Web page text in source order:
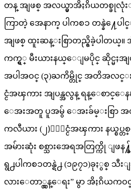
တန္ အျဖစ္ အလယ္မွာအိႏၵိယတစ္ခုလုံးျ
ကြာတဲ့ အေနာက္ ပါကစၥ တန္နဲ႔ေ
အျဖစ္ ထူးဆန္းစြာတည္ရွိခဲ့ပါတယ္။
ကက္ရွ္ မီးယားနယ္ေျမပိုင္ ဆိုင္မႈအ
အပါအဝင္ (၃)ႀကိမ္တိုင္ အတိအလင္
င္ငံအၾကား အျပန္အလွန္ ရန္ေစာင္ေ
ေအးအတူ ပူအမွ် ေအးခ်မ္းစြာ
ကလီယား (၂)ႏိုင္ငံအၾကား နယ္စပ္တ
အမ်ားဆုံး စစ္သားအေရအတြက္ကို ျဖ
ရွ႕ပါကစၥတန္ရဲ႕ (၁၉၇၁)ခုႏွစ္ သီးျခ
လားေတာ္လွန္ေရး” မွာ အိႏၵိယ